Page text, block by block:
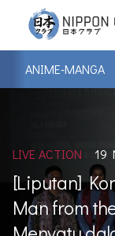
ANIME-MANGA
LIVE ACTION 19
[Liputan]
Man from